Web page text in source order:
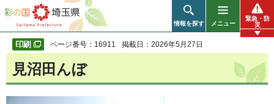
彩の国 埼玉県
情報を探す メニュー
緊急・防
災
ページ番号：16911 掲載日：2026年5月27日
見沼田んぼ